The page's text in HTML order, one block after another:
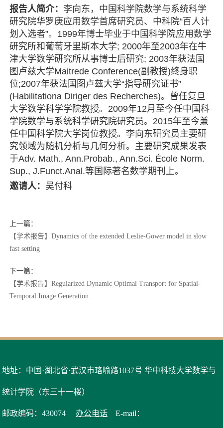
报告人简介： 李向东，中国科学院数学与系统科学
研究院华罗庚应用数学首席研究员、中科院“百人计
划入选者”。1999年博士毕业于中国科学院应用数学
研究所和葡萄牙里斯本大学; 2000年至2003年在牛
津大学数学研究所从事博士后研究; 2003年获法国
图卢兹大学Maitrede Conference(副教授)终身职
位;2007年获法国图卢兹大学“指导研究证书”
(Habilitationa Diriger des Recherches)。曾任复旦
大学数学科学学院教授。2009年12月至今任中国科
学院数学与系统科学研究院研究员。2015年至今兼
任中国科学院大学岗位教授。李向东研究员主要研
究领域为随机分析与几何分析。主要研究成果发表
于Adv. Math., Ann.Probab., Ann.Sci. École Norm.
Sup., J.Funct.Anal.等国际著名数学期刊上。
邀请人： 吴付科
上一篇：
【学术报告】Dynamics of the extended Leslie-Gower model in slow
fast setting
下一篇：
【学术报告】Regularized Dynamic Optimal Transport for Spatial-
Temporal Image Generation
地址：中国·湖北省·武汉市珞喻路1037号 华中科技大学数学与
统计学院（东三十一楼）
邮政编码：430074 办公电话 E-mail：